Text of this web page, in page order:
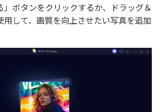
」ボタンをクリックするか、ドラッグ＆
用して、画質を向上させたい写真を追加